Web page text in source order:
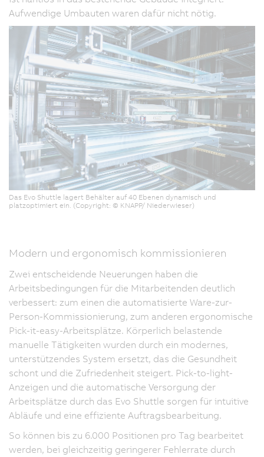
Aufwendige Umbauten waren dafür nicht nötig.
Das Evo Shuttle lagert Behälter auf 40 Ebenen dynamisch und
platzoptimiert ein. (Copyright: © KNAPP/ Niederwieser)
Modern und ergonomisch kommissionieren
Zwei entscheidende Neuerungen haben die
Arbeitsbedingungen für die Mitarbeitenden deutlich
verbessert: zum einen die automatisierte Ware-zur-
Person-Kommissionierung, zum anderen ergonomische
Pick-it-easy-Arbeitsplätze. Körperlich belastende
manuelle Tätigkeiten wurden durch ein modernes,
unterstützendes System ersetzt, das die Gesundheit
schont und die Zufriedenheit steigert. Pick-to-light-
Anzeigen und die automatische Versorgung der
Arbeitsplätze durch das Evo Shuttle sorgen für intuitive
Abläufe und eine effiziente Auftragsbearbeitung.
So können bis zu 6.000 Positionen pro Tag bearbeitet
werden, bei gleichzeitig geringerer Fehlerrate durch